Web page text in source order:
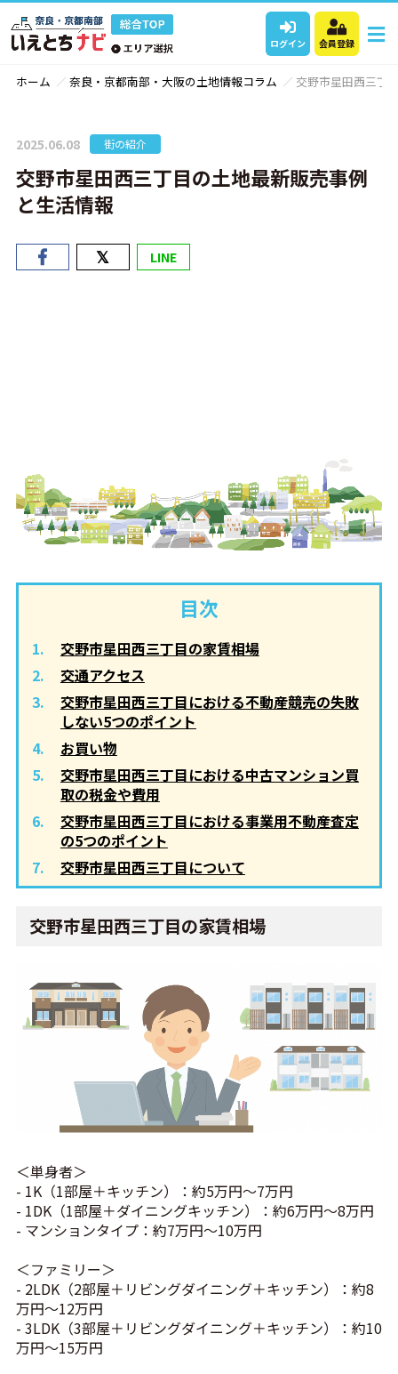
ログイン 会員登録
ホーム 奈良・京都南部・大阪の土地情報コラム 交野市星田西三丁
2025.06.08 街の紹介
交野市星田西三丁目の土地最新販売事例
と生活情報
LINE
目次
交野市星田西三丁目の家賃相場
交通アクセス
交野市星田西三丁目における不動産競売の失敗
しない5つのポイント
お買い物
交野市星田西三丁目における中古マンション買
取の税金や費用
交野市星田西三丁目における事業用不動産査定
の5つのポイント
交野市星田西三丁目について
交野市星田西三丁目の家賃相場
＜単身者＞
- 1K（1部屋＋キッチン）：約5万円～7万円
- 1DK（1部屋＋ダイニングキッチン）：約6万円～8万円
- マンションタイプ：約7万円～10万円
＜ファミリー＞
- 2LDK（2部屋＋リビングダイニング＋キッチン）：約8
万円～12万円
- 3LDK（3部屋＋リビングダイニング＋キッチン）：約10
万円～15万円